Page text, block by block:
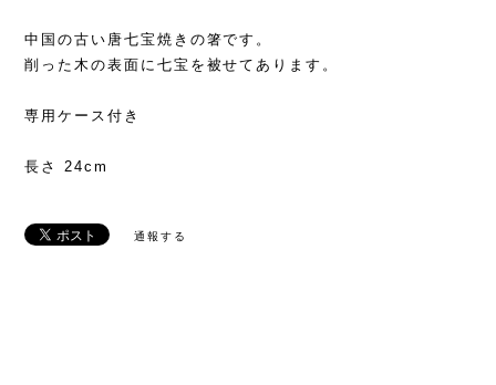
中国の古い唐七宝焼きの箸です。
削った木の表面に七宝を被せてあります。
専用ケース付き
長さ 24cm
通報する